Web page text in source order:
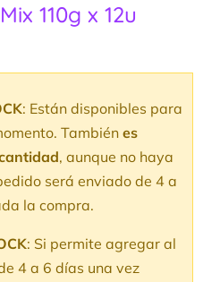
110g x 12u
: Están disponibles para
También es
, aunque no haya
será enviado de 4 a
la compra.
: Si permite agregar al
4 a 6 días una vez